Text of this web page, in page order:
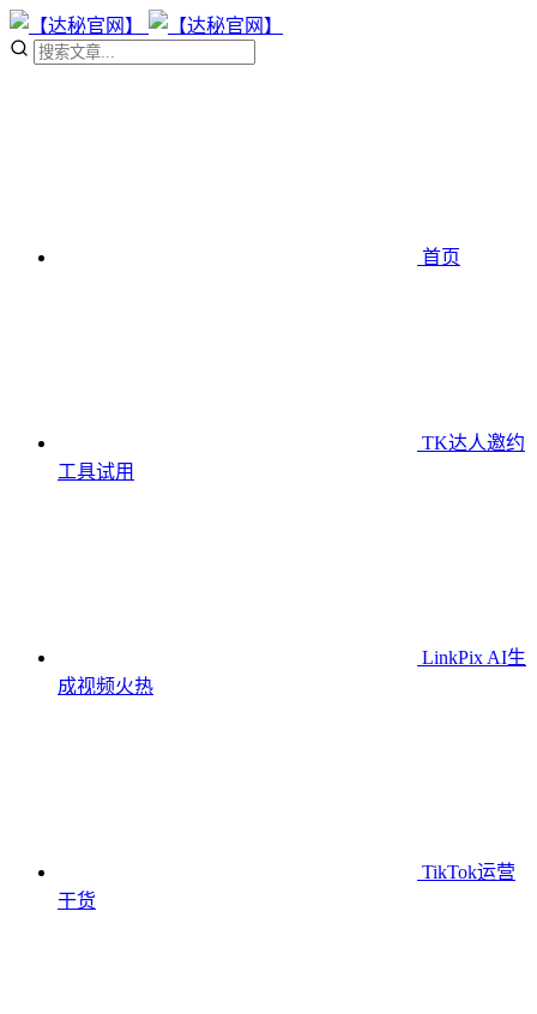
首页
TK达人邀约
工具试用
LinkPix AI生
成视频火热
TikTok运营
干货